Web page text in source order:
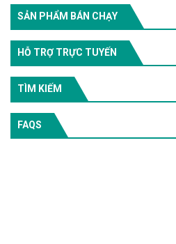
SẢN PHẨM BÁN CHẠY
HỖ TRỢ TRỰC TUYẾN
TÌM KIẾM
FAQS